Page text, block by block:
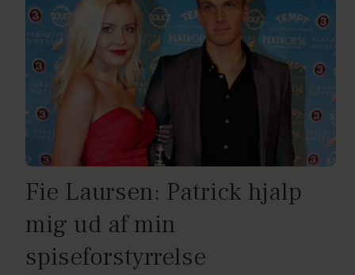
Fie Laursen: Patrick hjalp
mig ud af min
spiseforstyrrelse